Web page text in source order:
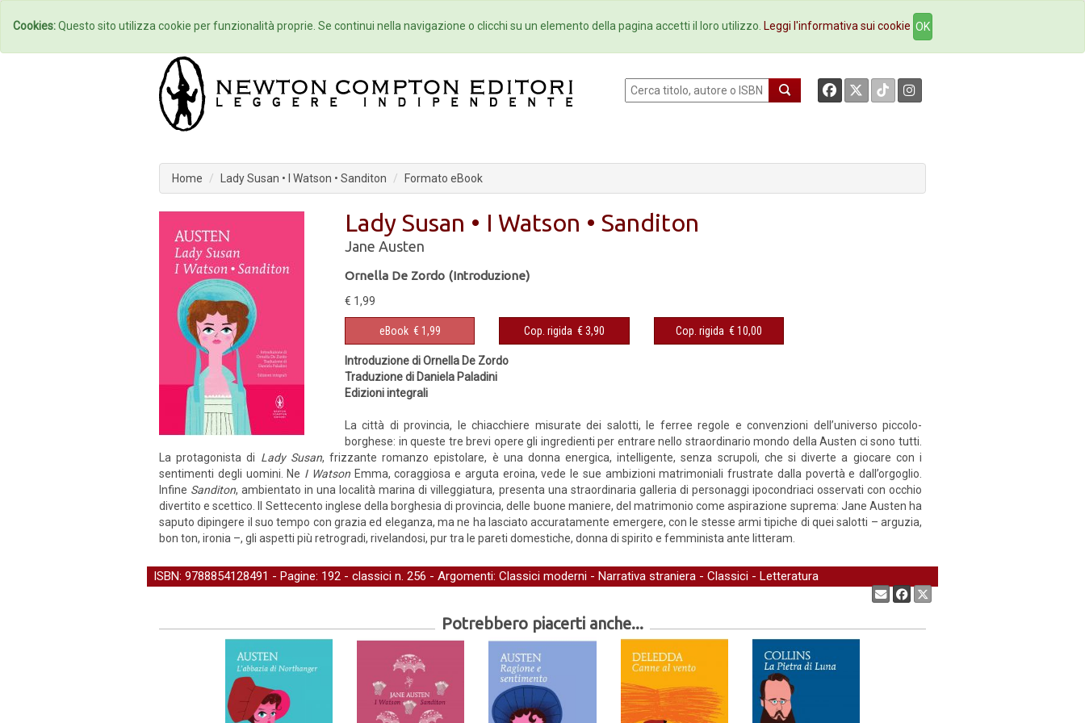
Home Autori Eventi Collane Newsletter Ebookstore Contatti
Home Lady Susan • I Watson • Sanditon Formato eBook
Lady Susan • I Watson • Sanditon
Jane Austen
Ornella De Zordo (Introduzione)
€ 1,99
eBook € 1,99 Cop. rigida € 3,90 Cop. rigida € 10,00
Introduzione di Ornella De Zordo
Traduzione di Daniela Paladini
Edizioni integrali
La città di provincia, le chiacchiere misurate dei salotti, le ferree regole e convenzioni dell’universo piccolo-
borghese: in queste tre brevi opere gli ingredienti per entrare nello straordinario mondo della Austen ci sono tutti.
La protagonista di Lady Susan, frizzante romanzo epistolare, è una donna energica, intelligente, senza scrupoli, che si diverte a giocare con i
sentimenti degli uomini. Ne I WatsonEmma, coraggiosa e arguta eroina, vede le sue ambizioni matrimoniali frustrate dalla povertà e dall’orgoglio.
Infine Sanditon, ambientato in una località marina di villeggiatura, presenta una straordinaria galleria di personaggi ipocondriaci osservati con occhio
divertito e scettico. Il Settecento inglese della borghesia di provincia, delle buone maniere, del matrimonio come aspirazione suprema: Jane Austen ha
saputo dipingere il suo tempo con grazia ed eleganza, ma ne ha lasciato accuratamente emergere, con le stesse armi tipiche di quei salotti – arguzia,
bon ton, ironia –, gli aspetti più retrogradi, rivelandosi, pur tra le pareti domestiche, donna di spirito e femminista ante litteram.
ISBN: 9788854128491 - Pagine: 192 - classici n. 256 - Argomenti: Classici moderni - Narrativa straniera - Classici - Letteratura
Potrebbero piacerti anche...
Cookies:Questo sito utilizza cookie per funzionalità proprie. Se continui nella navigazione o clicchi su un elemento della pagina accetti il loro utilizzo. Leggi l'informativa sui cookie OK